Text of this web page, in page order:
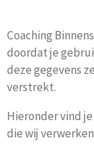
Coaching
doordat je
deze gegevens
verstrekt.
Hieronder vind
die wij